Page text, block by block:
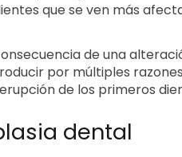
que se ven más
de una
por múltiples
de los primeros
dental